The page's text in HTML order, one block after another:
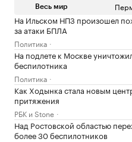
Весь мир
На Ильском НПЗ произошел
за атаки БПЛА
Политика
На подлете к Москве
беспилотника
Политика
Как Ходынка стала новым
притяжения
РБК и Stone
Над Ростовской областью
более 30 беспилотников